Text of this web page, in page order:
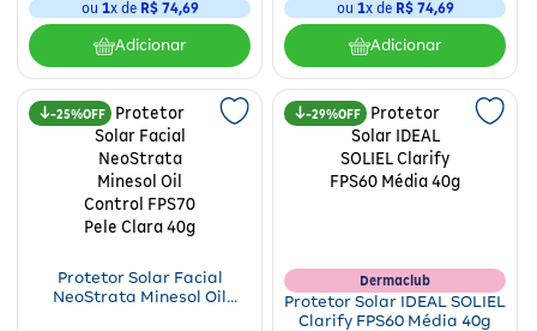
ou 1x de R$ 74,69
Adicionar
ou 1x de R$ 74,69
Adicionar
25%
Protetor Solar Facial
NeoStrata Minesol Oil
29%
Dermaclub
Protetor Solar IDEAL SOLIEL
Clarify FPS60 Média 40g